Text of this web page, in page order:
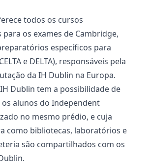
todos os cursos
os exames de Cambridge,
específicos para
e DELTA), responsáveis pela
da IH Dublin na Europa.
Dublin tem a possibilidade de
alunos do Independent
no mesmo prédio, e cuja
como bibliotecas, laboratórios e
são compartilhados com os